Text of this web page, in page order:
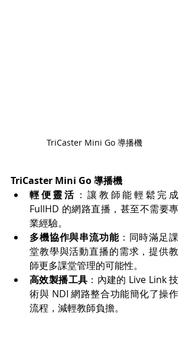
TriCaster Mini Go 導播機
TriCaster Mini Go 導播機
輕便靈活 ：讓教師能輕鬆完成
FullHD 的網路直播，甚至不需要專
業經驗。
多機協作與串流功能：同時滿足課
堂教學與活動直播的需求，提供教
師更多課堂管理的可能性。
高效製播工具 ：內建的 Live Link 技
術與 NDI 網路整合功能簡化了操作
流程，減輕教師負擔。